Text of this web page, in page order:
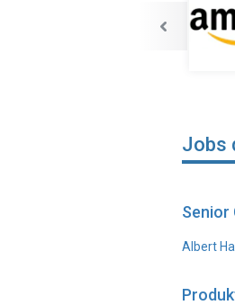
Jobs
Senior
Albert